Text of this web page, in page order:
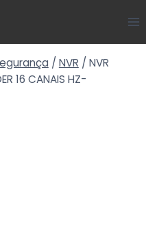
/ NVR / NVR
16 CANAIS HZ-